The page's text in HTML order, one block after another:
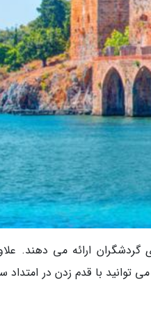
گردشگران ارائه می دهند.
توانید با قدم زدن در امتداد